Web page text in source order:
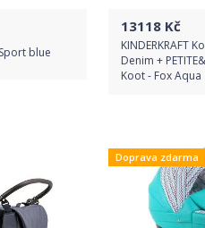
blue
13118 Kč
KINDERKRAFT
Denim +
Koot - Fox Aqua
Doprava zdarma